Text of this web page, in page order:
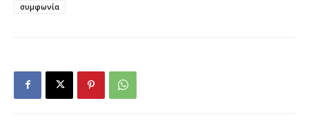
συμφωνία